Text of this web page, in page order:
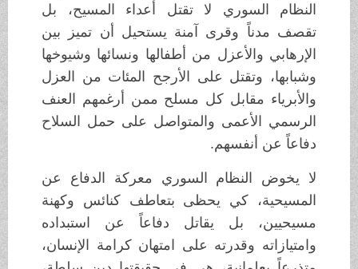
النظام السوري لا تقتل أعداء المسيح، بل
تقصف مدناً وقرى آمنة يستحيل أن تميز بين
الإرهابي والأعزل من أطفالها ونسائها وشيوخها
وشبابها، وتقتل على الأرجح المئات من العزل
والأبرياء مقابل كل مسلح ممن أرغمهم العنف
الرسمي الأعمى والمتواصل على حمل السلاح
دفاعاً عن أنفسهم.
لا يخوض النظام السوري معركة الدفاع عن
المسيحية، كي يحظى بتعاطف كنائس وكهنة
مسيحيين، بل يقاتل دفاعاً عن استبداده
وامتيازاته وقدرته على امتهان كرامة الإنسان،